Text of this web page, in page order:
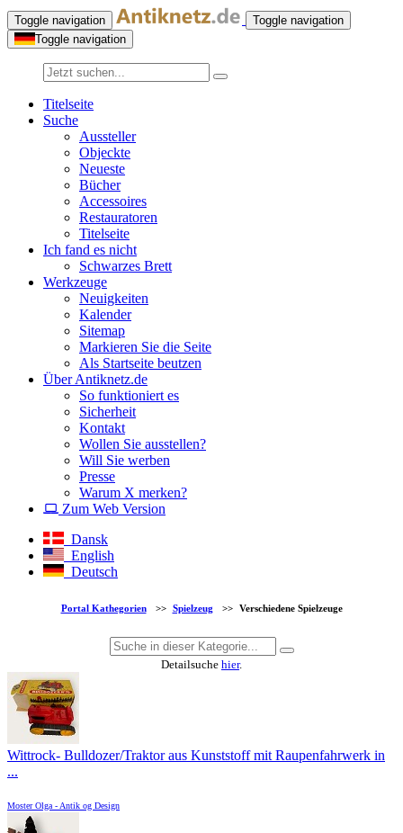
Toggle navigation
Toggle navigation
Toggle navigation
Titelseite
Suche
Aussteller
Objeckte
Neueste
Bücher
Accessoires
Restauratoren
Titelseite
Ich fand es nicht
Schwarzes Brett
Werkzeuge
Neuigkeiten
Kalender
Sitemap
Markieren Sie die Seite
Als Startseite beutzen
Über Antiknetz.de
So funktioniert es
Sicherheit
Kontakt
Wollen Sie ausstellen?
Will Sie werben
Presse
Warum X merken?
Zum Web Version
Dansk
English
Deutsch
Portal Kathegorien >> Spielzeug >> Verschiedene Spielzeuge
Detailsuche hier.
Wittrock- Bulldozer/Traktor aus Kunststoff mit Raupenfahrwerk in
...
Moster Olga - Antik og Design